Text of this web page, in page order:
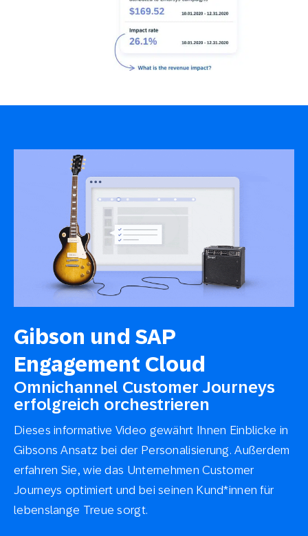
Gibson und SAP
Engagement Cloud
Omnichannel Customer Journeys
erfolgreich orchestrieren
Dieses informative Video gewährt Ihnen Einblicke in
Gibsons Ansatz bei der Personalisierung. Außerdem
erfahren Sie, wie das Unternehmen Customer
Journeys optimiert und bei seinen Kund*innen für
lebenslange Treue sorgt.